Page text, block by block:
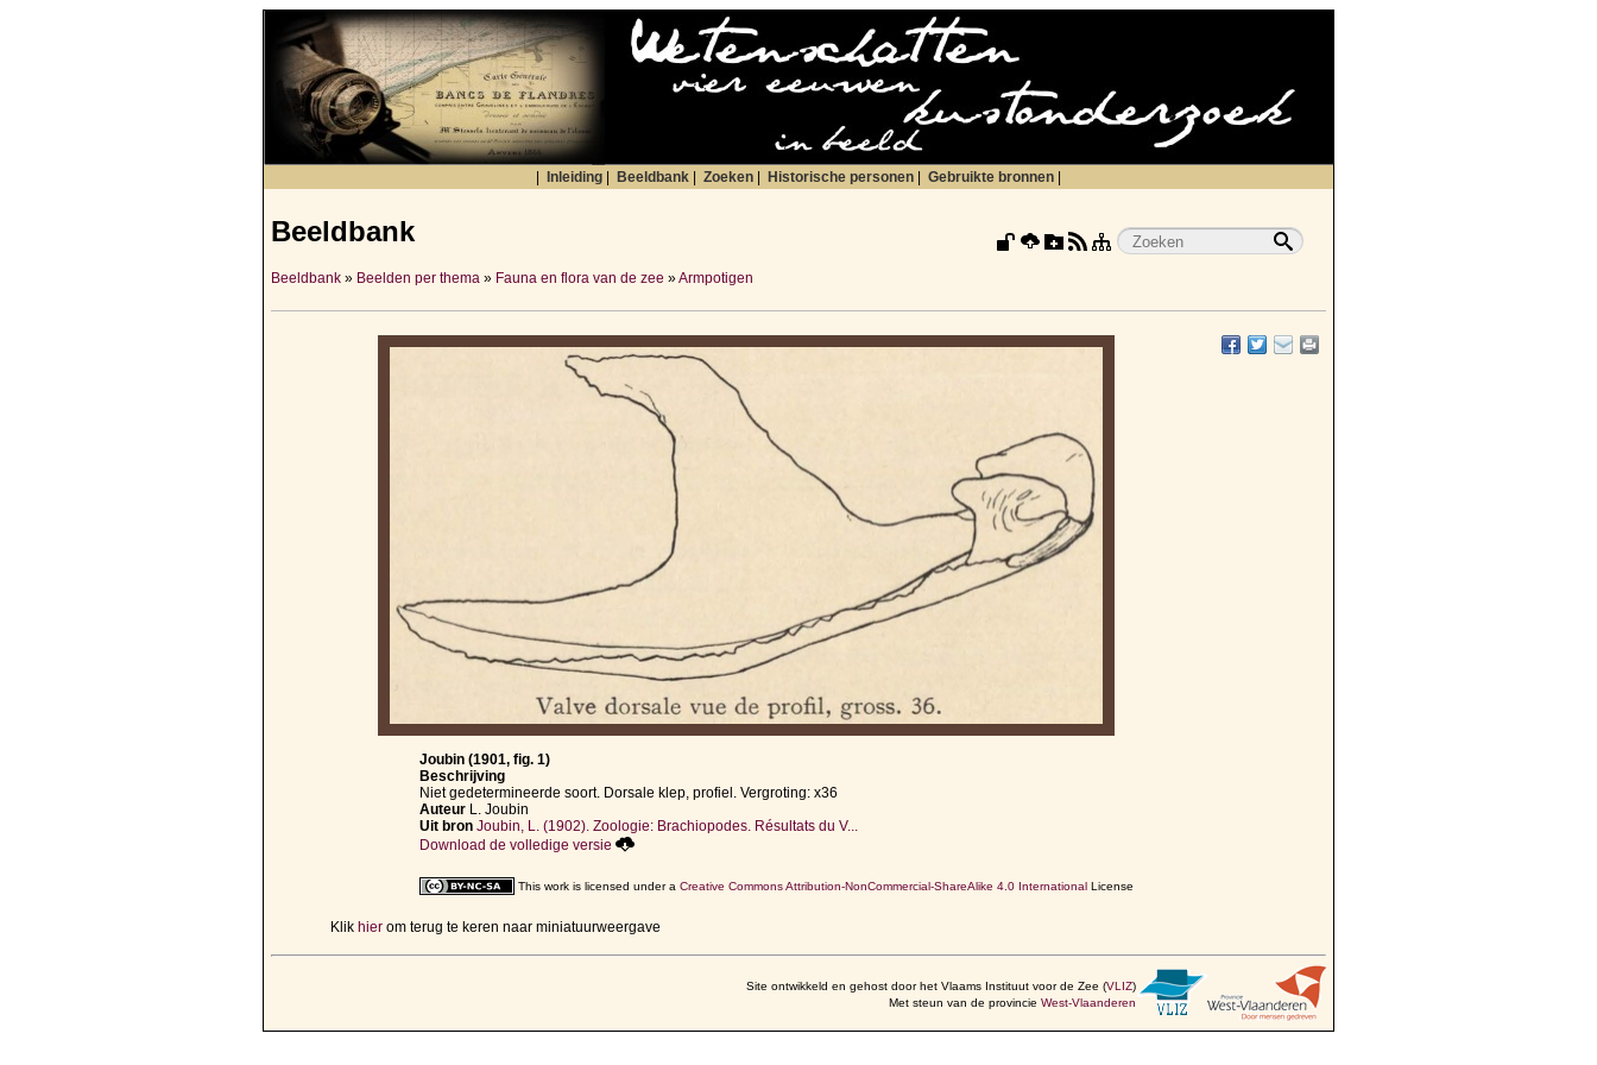
Inleiding Beeldbank Zoeken Historische personen Gebruikte bronnen
Beeldbank
Beeldbank » Beelden per thema » Fauna en flora van de zee »Armpotigen
Joubin (1901, fig. 1)
Beschrijving
Niet gedetermineerde soort. Dorsale klep, profiel. Vergroting: x36
Auteur L. Joubin
Uit bron Joubin, L. (1902). Zoologie: Brachiopodes. Résultats du V...
Download de volledige versie
This work is licensed under a Creative Commons Attribution-NonCommercial-ShareAlike 4.0 International License
Klik hier om terug te keren naar miniatuurweergave
Site ontwikkeld en gehost door het Vlaams Instituut voor de Zee (VLIZ)
Met steun van de provincie West-Vlaanderen